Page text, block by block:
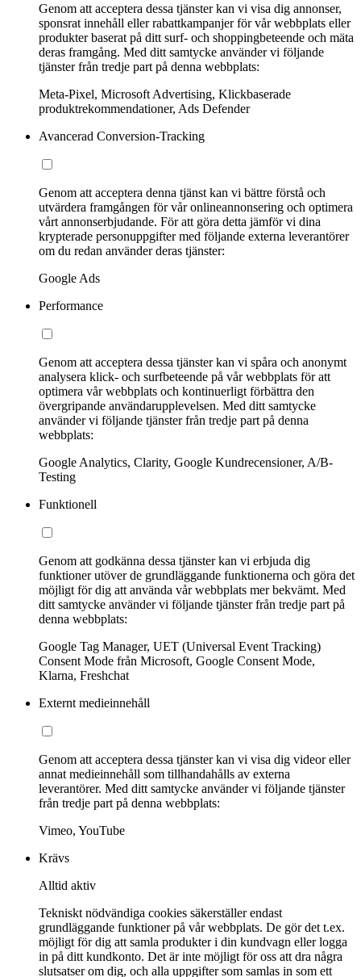
Genom att acceptera dessa tjänster kan vi visa dig annonser,
sponsrat innehåll eller rabattkampanjer för vår webbplats eller
produkter baserat på ditt surf- och shoppingbeteende och mäta
deras framgång. Med ditt samtycke använder vi följande
tjänster från tredje part på denna webbplats:
Meta-Pixel, Microsoft Advertising, Klickbaserade
produktrekommendationer, Ads Defender
Avancerad Conversion-Tracking
Genom att acceptera denna tjänst kan vi bättre förstå och
utvärdera framgången för vår onlineannonsering och optimera
vårt annonserbjudande. För att göra detta jämför vi dina
krypterade personuppgifter med följande externa leverantörer
om du redan använder deras tjänster:
Google Ads
Performance
Genom att acceptera dessa tjänster kan vi spåra och anonymt
analysera klick- och surfbeteende på vår webbplats för att
optimera vår webbplats och kontinuerligt förbättra den
övergripande användarupplevelsen. Med ditt samtycke
använder vi följande tjänster från tredje part på denna
webbplats:
Google Analytics, Clarity, Google Kundrecensioner, A/B-
Testing
Funktionell
Genom att godkänna dessa tjänster kan vi erbjuda dig
funktioner utöver de grundläggande funktionerna och göra det
möjligt för dig att använda vår webbplats mer bekvämt. Med
ditt samtycke använder vi följande tjänster från tredje part på
denna webbplats:
Google Tag Manager, UET (Universal Event Tracking)
Consent Mode från Microsoft, Google Consent Mode,
Klarna, Freshchat
Externt medieinnehåll
Genom att acceptera dessa tjänster kan vi visa dig videor eller
annat medieinnehåll som tillhandahålls av externa
leverantörer. Med ditt samtycke använder vi följande tjänster
från tredje part på denna webbplats:
Vimeo, YouTube
Krävs
Alltid aktiv
Tekniskt nödvändiga cookies säkerställer endast
grundläggande funktioner på vår webbplats. De gör det t.ex.
möjligt för dig att samla produkter i din kundvagn eller logga
in på ditt kundkonto. Det är inte möjligt för oss att dra några
slutsatser om dig, och alla uppgifter som samlas in som ett